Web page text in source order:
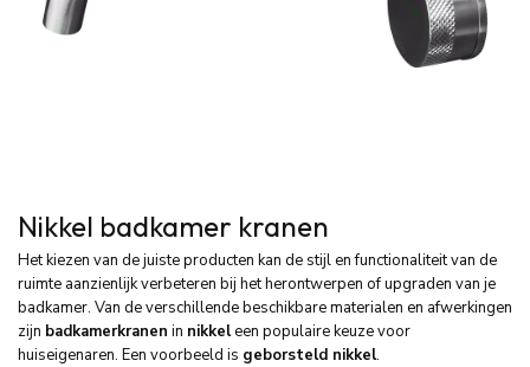
Nikkel badkamer kranen
Het kiezen van de juiste producten kan de stijl en functionaliteit van de
ruimte aanzienlijk verbeteren bij het herontwerpen of upgraden van je
badkamer. Van de verschillende beschikbare materialen en afwerkingen
zijn badkamerkranen in nikkeleen populaire keuze voor
huiseigenaren. Een voorbeeld is geborsteld nikkel.